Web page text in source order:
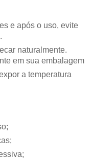
e após o uso, evite
naturalmente.
em sua embalagem
a temperatura